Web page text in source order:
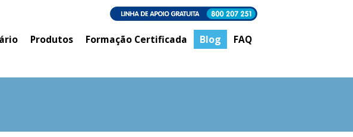
Produtos Formação Certificada Blog FAQ